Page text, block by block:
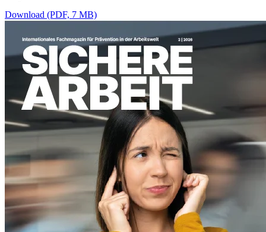
Download (PDF, 7 MB)